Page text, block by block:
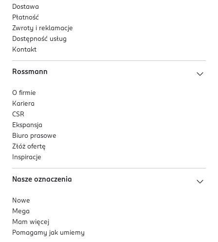
Dostawa
Płatność
Zwroty i reklamacje
Dostępność usług
Kontakt
Rossmann
O firmie
Kariera
CSR
Ekspansja
Biuro prasowe
Złóż ofertę
Inspiracje
Nasze oznaczenia
Nowe
Mega
Mam więcej
Pomagamy jak umiemy